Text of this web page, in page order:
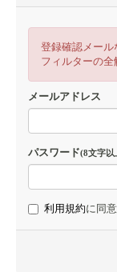
登録確認メー
フィルターの
メールアドレス
パスワード(8文字以
利用規約に同